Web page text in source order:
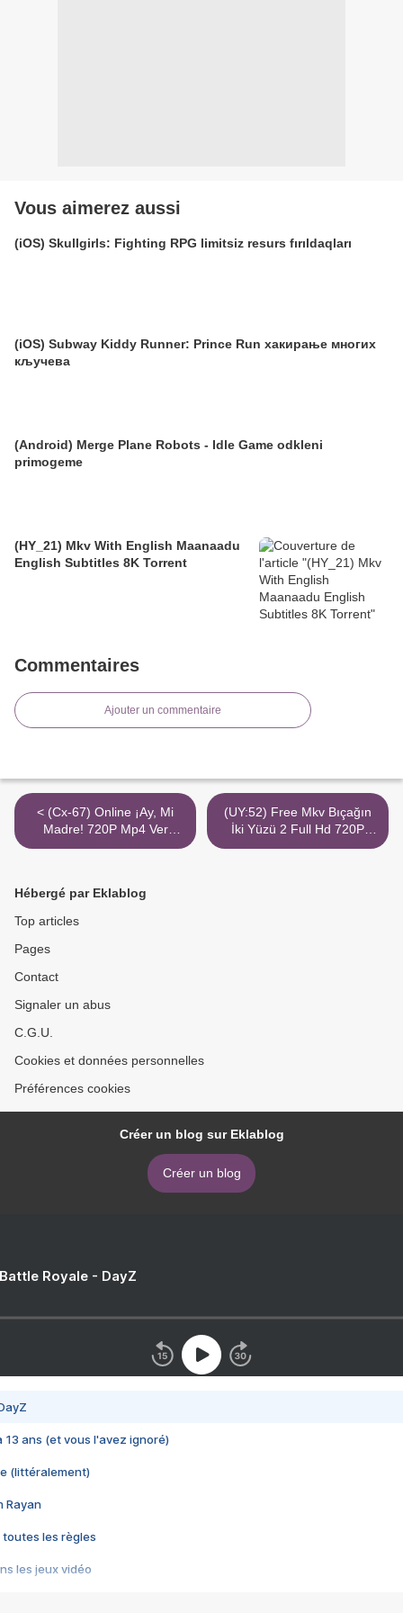
Vous aimerez aussi
(iOS) Skullgirls: Fighting RPG limitsiz resurs fırıldaqları
(iOS) Subway Kiddy Runner: Prince Run хакирање многих
кључева
(Android) Merge Plane Robots - Idle Game odkleni
primogeme
(HY_21) Mkv With English Maanaadu
English Subtitles 8K Torrent
Commentaires
Ajouter un commentaire
< (Cx-67) Online ¡Ay, Mi
Madre! 720P Mp4 Ver
Torrent Magnet Pelisplus
(UY:52) Free Mkv Bıçağın
İki Yüzü 2 Full Hd 720P
Jetfilmizle Live >
Hébergé par Eklablog
Top articles
Pages
Contact
Signaler un abus
C.G.U.
Cookies et données personnelles
Préférences cookies
Créer un blog sur Eklablog
Créer un blog
Royale - DayZ
13 ans (et vous l'avez ignoré)
(littéralement)
Rayan
toutes les règles
les jeux vidéo